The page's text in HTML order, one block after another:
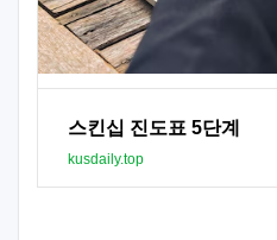
스킨십 진도표 5단계
kusdaily.top